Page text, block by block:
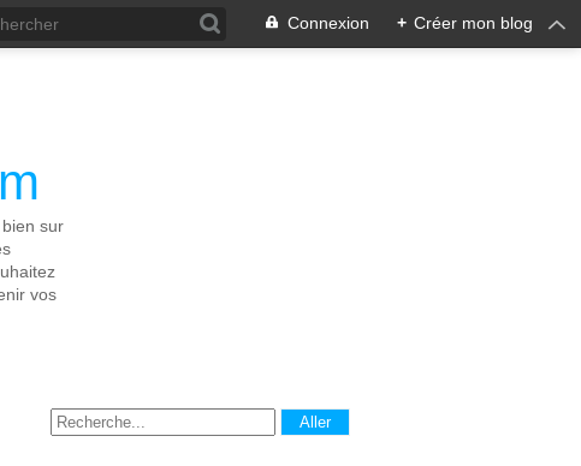
Connexion + Créer mon blog
sur
vos